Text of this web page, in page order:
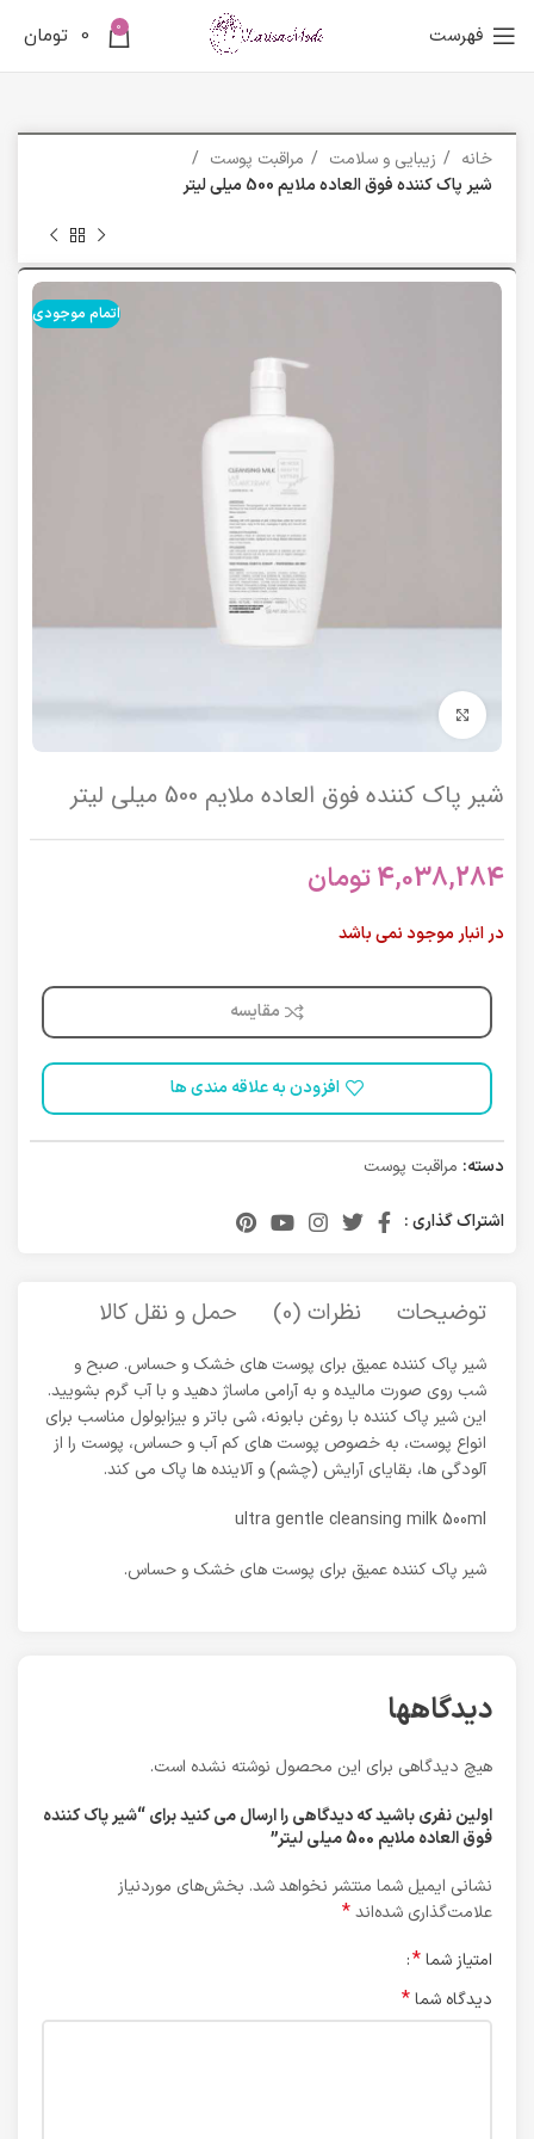
فهرست 0
0 تومان
خانه زیبایی و سلامت
مراقبت پوست
شیر پاک کننده فوق العاده ملایم 500 میلی لیتر
اتمام موجودی
شیر پاک کننده فوق العاده ملایم 500 میلی لیتر
4,038,284تومان
در انبار موجود نمی باشد
مقایسه
افزودن به علاقه مندی ها
دسته: مراقبت پوست
اشتراک گذاری :
توضیحات نظرات (0) حمل و نقل کالا
شیر پاک کننده عمیق برای پوست های خشک و حساس. صبح و
شب روی صورت مالیده و به آرامی ماساژ دهید و با آب گرم بشویید.
این شیر پاک کننده با روغن بابونه، شی باتر و بیزابولول مناسب برای
انواع پوست، به خصوص پوست های کم آب و حساس، پوست را از
آلودگی ها، بقایای آرایش (چشم) و آلاینده ها پاک می کند.
ultra gentle cleansing milk 500ml
شیر پاک کننده عمیق برای پوست های خشک و حساس.
دیدگاهها
هیچ دیدگاهی برای این محصول نوشته نشده است.
اولین نفری باشید که دیدگاهی را ارسال می کنید برای “شیر پاک کننده
فوق العاده ملایم 500 میلی لیتر”
نشانی ایمیل شما منتشر نخواهد شد. بخش‌های موردنیاز
علامت‌گذاری شده‌اند*
امتیاز شما*
دیدگاه شما*